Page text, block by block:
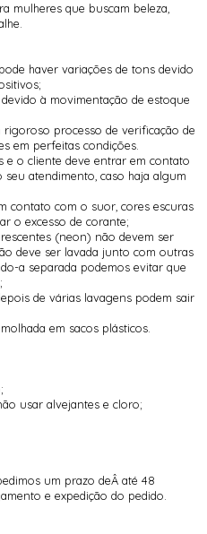
mulheres que buscam beleza,
haver variações de tons devido
à movimentação de estoque
processo de verificação de
em perfeitas condições.
e o cliente deve entrar em contato
atendimento, caso haja algum
contato com o suor, cores escuras
o excesso de corante;
(neon) não devem ser
deve ser lavada junto com outras
a separada podemos evitar que
de várias lavagens podem sair
em sacos plásticos.
usar alvejantes e cloro;
um prazo deÂ até 48
e expedição do pedido.